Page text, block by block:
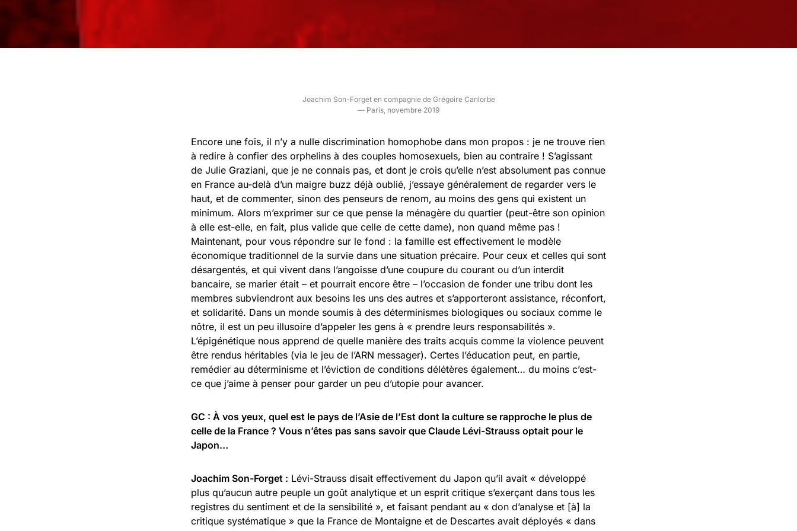
Joachim Son-Forget en compagnie de Grégoire Canlorbe
— Paris, novembre 2019
Encore une fois, il n’y a nulle discrimination homophobe dans mon propos : je ne trouve rien
à redire à confier des orphelins à des couples homosexuels, bien au contraire ! S’agissant
de Julie Graziani, que je ne connais pas, et dont je crois qu’elle n’est absolument pas connue
en France au-delà d’un maigre buzz déjà oublié, j’essaye généralement de regarder vers le
haut, et de commenter, sinon des penseurs de renom, au moins des gens qui existent un
minimum. Alors m’exprimer sur ce que pense la ménagère du quartier (peut-être son opinion
à elle est-elle, en fait, plus valide que celle de cette dame), non quand même pas !
Maintenant, pour vous répondre sur le fond : la famille est effectivement le modèle
économique traditionnel de la survie dans une situation précaire. Pour ceux et celles qui sont
désargentés, et qui vivent dans l’angoisse d’une coupure du courant ou d’un interdit
bancaire, se marier était – et pourrait encore être – l’occasion de fonder une tribu dont les
membres subviendront aux besoins les uns des autres et s’apporteront assistance, réconfort,
et solidarité. Dans un monde soumis à des déterminismes biologiques ou sociaux comme le
nôtre, il est un peu illusoire d’appeler les gens à « prendre leurs responsabilités ».
L’épigénétique nous apprend de quelle manière des traits acquis comme la violence peuvent
être rendus héritables (via le jeu de l’ARN messager). Certes l’éducation peut, en partie,
remédier au déterminisme et l’éviction de conditions délétères également… du moins c’est-
ce que j’aime à penser pour garder un peu d’utopie pour avancer.
GC : À vos yeux, quel est le pays de l’Asie de l’Est dont la culture se rapproche le plus de
celle de la France ? Vous n’êtes pas sans savoir que Claude Lévi-Strauss optait pour le
Japon…
Joachim Son-Forget : Lévi-Strauss disait effectivement du Japon qu’il avait « développé
plus qu’aucun autre peuple un goût analytique et un esprit critique s’exerçant dans tous les
registres du sentiment et de la sensibilité », et faisant pendant au « don d’analyse et [à] la
critique systématique » que la France de Montaigne et de Descartes avait déployés « dans